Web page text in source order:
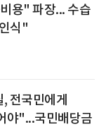
용" 파장... 수습
식"
전국민에게
야"...국민배당금